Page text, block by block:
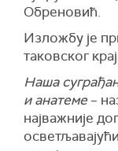
Обреновић.
Изложбу је
таковског
Наша
и анатеме–
најважније